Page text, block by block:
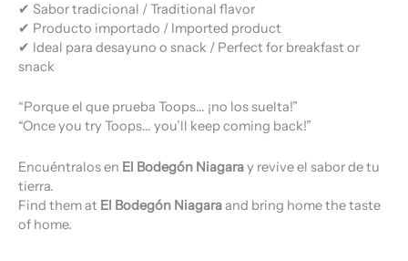
✔ Sabor tradicional / Traditional flavor
✔ Producto importado / Imported product
✔ Ideal para desayuno o snack / Perfect for breakfast or
snack
“Porque el que prueba Toops… ¡no los suelta!”
“Once you try Toops… you’ll keep coming back!”
Encuéntralos en El Bodegón Niagaray revive el sabor de tu
tierra.
Find them at El Bodegón Niagaraand bring home the taste
of home.